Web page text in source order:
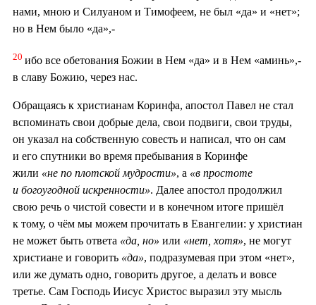
нами, мною и Силуаном и Тимофеем, не был «да» и «нет»;
но в Нем было «да»,-
20 ибо все обетования Божии в Нем «да» и в Нем «аминь»,-
в славу Божию, через нас.
Обращаясь к христианам Коринфа, апостол Павел не стал
вспоминать свои добрые дела, свои подвиги, свои труды,
он указал на собственную совесть и написал, что он сам
и его спутники во время пребывания в Коринфе
жили «не по плотской мудрости», а «в простоте
и богоугодной искренности». Далее апостол продолжил
свою речь о чистой совести и в конечном итоге пришёл
к тому, о чём мы можем прочитать в Евангелии: у христиан
не может быть ответа «да, но» или «нет, хотя», не могут
христиане и говорить «да», подразумевая при этом «нет»,
или же думать одно, говорить другое, а делать и вовсе
третье. Сам Господь Иисус Христос выразил эту мысль